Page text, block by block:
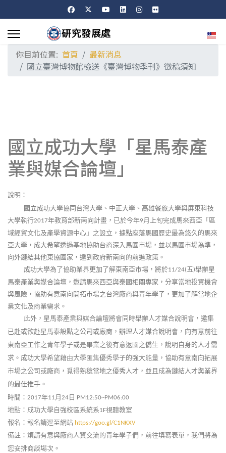
選擇
你目前位置: 首頁
最新消息
國立臺灣博物館檢送《臺灣博物季刊》徵稿須知
國立成功大學「星馬泰產
業與媒合論壇」
說明：
國立成功大學協同台灣大學、中正大學、高雄餐旅大學與屏東科技
大學執行2017年教育部新南向計畫，已於今年9月上旬完成馬來西亞「區
域經貿文化及產學資源中心」之設立，據點座落馬國歷史最為悠久的馬來
亞大學，成大希望透過基地協助台商深入馬國市場，並以馬國市場為準，
向外鏈結其他東協國家，達到政府新南向的前進政策。
成功大學為了協助業界更加了解東南亞市場，將於11/24(五)舉辦星
馬泰產業與媒合論壇，邀請馬來西亞與泰國相關專家，分享當地投資機會
與風險，協助有意南向開拓市場之台灣廠商與青年學子，更加了解當地企
業文化及商業需求。
此外，星馬泰產業與媒合論壇將會同時舉辦人才媒合說明會，邀集
已赴或欲赴星馬泰設點之公司或廠商，辦理人才媒合說明會，向有意前往
東南亞工作之青年學子或是畢業之後有意返國之僑生，說明自身的人才需
求。成功大學希望藉由大學匯集優秀學子的強大能量，協助有意南向拓展
市場之公司或廠商，覓得熟稔當地之優秀人才，並且成為鏈結人才與業界
的最佳推手。
時間： 2017年11月 24 日 PM12:50~PM06:00
地點：成功大學自強校區系統系1F視聽教室
報名：報名請逕至網站 https://goo.gl/C1NKXV
備註：煩請有意與廠商人資交流的青年學子們，前往填寫表單，我們將為
您安排商談場次。